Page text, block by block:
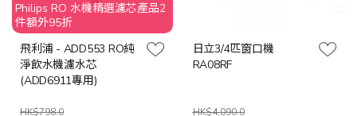
Philips RO 水機精選濾芯產品2
件額外95折
飛利浦 - ADD553 RO純
淨飲水機濾水芯
(ADD6911專用)
HK$798.0
日立3/4匹窗口機
RA08RF
HK$4,090.0